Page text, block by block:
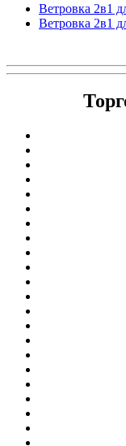
Ветровка 2в1
Ветровка 2в1